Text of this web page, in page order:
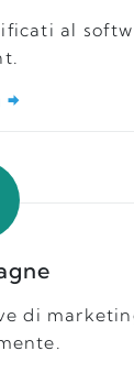
al
di